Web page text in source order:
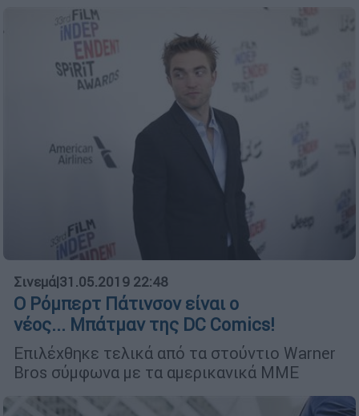
Σινεμά|31.05.2019 22:48
Ο Ρόμπερτ Πάτινσον είναι ο
νέος... Μπάτμαν της DC Comics!
Επιλέχθηκε τελικά από τα στούντιο Warner
Bros σύμφωνα με τα αμερικανικά ΜΜΕ